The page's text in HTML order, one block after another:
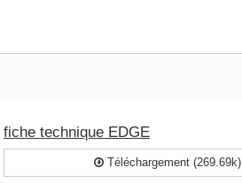
fiche technique EDGE
Téléchargement (269.69k)